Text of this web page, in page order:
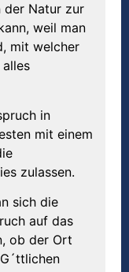
der Natur zur
weil man
mit welcher
alles
in
mit einem
zulassen.
sich die
auf das
ob der Ort